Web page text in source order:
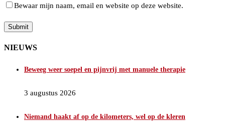
Bewaar mijn naam, email en website op deze website.
NIEUWS
Beweeg weer soepel en pijnvrij met manuele therapie
3 augustus 2026
Niemand haakt af op de kilometers, wel op de kleren